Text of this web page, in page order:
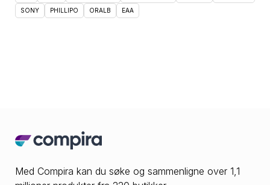
SONY PHILLIPO ORALB EAA
Med Compira kan du søke og sammenligne over 1,1